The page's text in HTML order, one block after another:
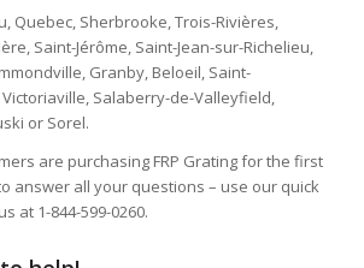
Quebec, Sherbrooke, Trois-Rivières,
Saint-Jérôme, Saint-Jean-sur-Richelieu,
Granby, Beloeil, Saint-
Victoriaville, Salaberry-de-Valleyfield,
or Sorel.
are purchasing FRP Grating for the first
answer all your questions – use our quick
at 1-844-599-0260.